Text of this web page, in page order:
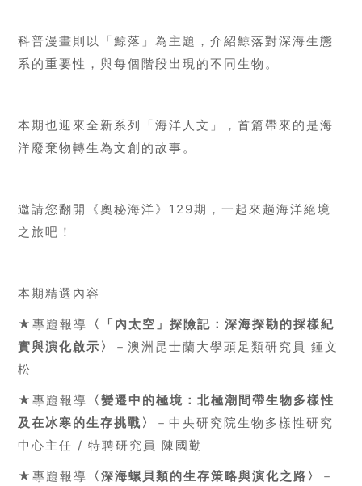
科普漫畫則以「鯨落」為主題，介紹鯨落對深海生態
系的重要性，與每個階段出現的不同生物。
本期也迎來全新系列「海洋人文」，首篇帶來的是海
洋廢棄物轉生為文創的故事。
邀請您翻開《奧秘海洋》 129期，一起來趟海洋絕境
之旅吧！
本期精選內容
★專題報導 〈「內太空」探險記：深海探勘的採樣紀
實與演化啟示〉
－澳洲昆士蘭大學頭足類研究員 鍾文
松
★專題報導 〈變遷中的極境：北極潮間帶生物多樣性
及在冰寒的生存挑戰〉
－中央研究院生物多樣性研究
中心主任 /特聘研究員 陳國勤
★專題報導 〈深海螺貝類的生存策略與演化之路〉
－